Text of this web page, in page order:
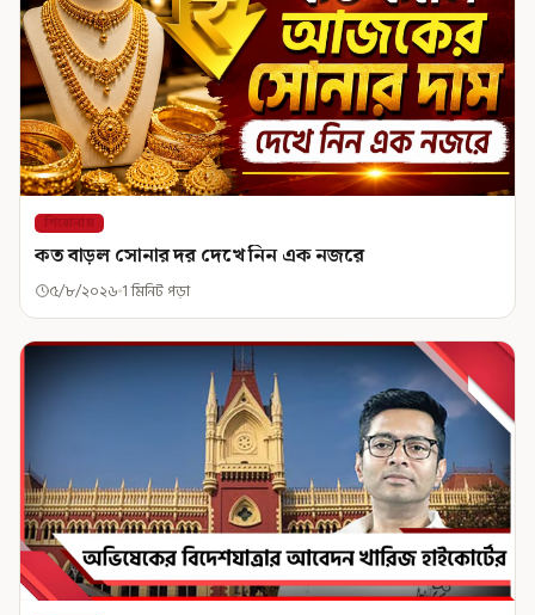
শিরোনাম
কত বাড়ল সোনার দর দেখে নিন এক নজরে
৫/৮/২০২৬ 1 মিনিট পড়া